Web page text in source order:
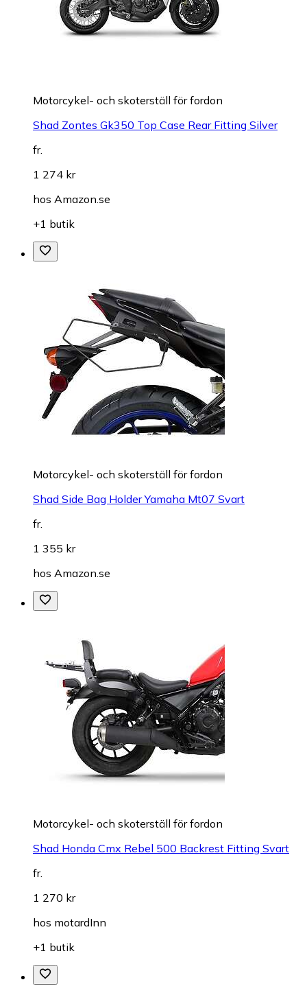
Motorcykel- och skoterställ för fordon
Shad Zontes Gk350 Top Case Rear Fitting Silver
fr.
1 274 kr
hos Amazon.se
+1 butik
Motorcykel- och skoterställ för fordon
Shad Side Bag Holder Yamaha Mt07 Svart
fr.
1 355 kr
hos Amazon.se
Motorcykel- och skoterställ för fordon
Shad Honda Cmx Rebel 500 Backrest Fitting Svart
fr.
1 270 kr
hos motardInn
+1 butik